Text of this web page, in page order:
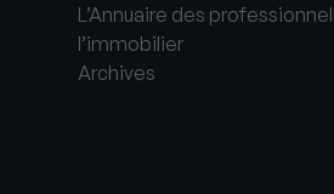
L’Annuaire des
l’immobilier
Archives